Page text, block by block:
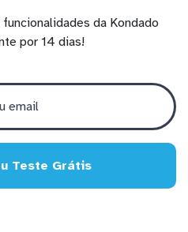
da Kondado
por 14 dias!
Teste Grátis